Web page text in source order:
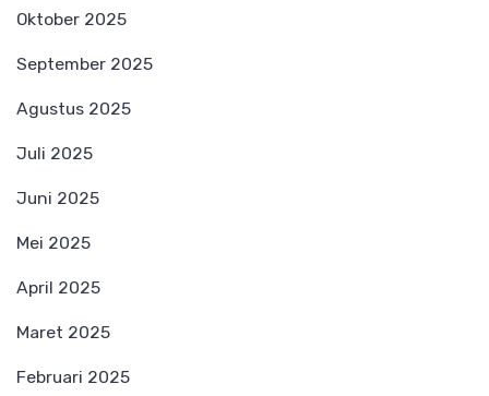
Oktober 2025
September 2025
Agustus 2025
Juli 2025
Juni 2025
Mei 2025
April 2025
Maret 2025
Februari 2025